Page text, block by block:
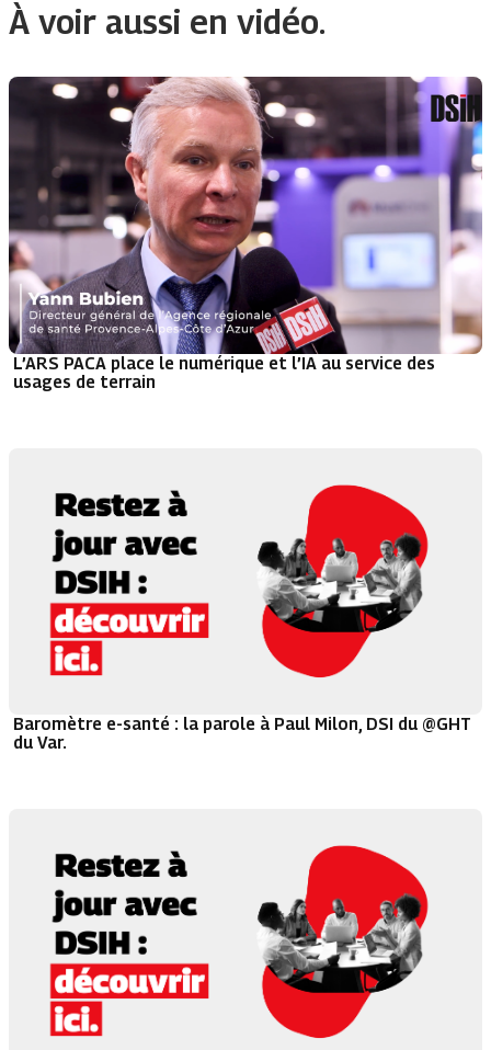
À voir aussi en vidéo.
L’ARS PACA place le numérique et l’IA au service des
usages de terrain
Baromètre e-santé : la parole à Paul Milon, DSI du @GHT
du Var.